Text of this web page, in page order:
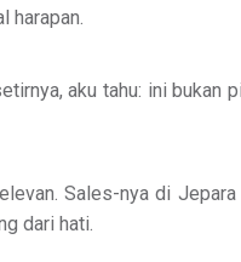
harapan.
aku tahu: ini bukan
Sales-nya di Jepara
dari hati.